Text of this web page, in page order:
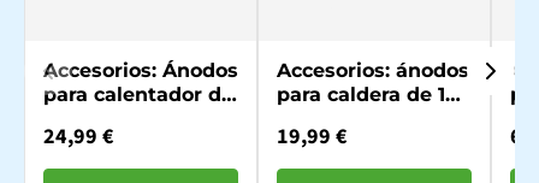
Accesorios: Ánodos
para calentador de
repuesto)
24,99 €
Accesorios: ánodos
para caldera de 10L
repuesto)
19,99 €